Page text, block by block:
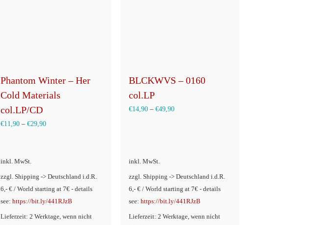
Phantom Winter – Her
Cold Materials
col.LP/CD
€11,90 – €29,90
inkl. MwSt.
zzgl. Shipping -> Deutschland i.d.R.
6,- € / World starting at 7€ - details
see: https://bit.ly/441RJzB
Lieferzeit: 2 Werktage, wenn nicht
BLCKWVS – 0160
col.LP
€14,90– €49,90
inkl. MwSt.
zzgl. Shipping -> Deutschland i.d.R.
6,- € / World starting at 7€ - details
see: https://bit.ly/441RJzB
Lieferzeit: 2 Werktage, wenn nicht